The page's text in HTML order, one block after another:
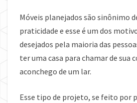
Móveis planejados são sinônimo
praticidade e esse é um dos
desejados pela maioria das
ter uma casa para chamar de sua
aconchego de um lar.
Esse tipo de projeto, se feito por